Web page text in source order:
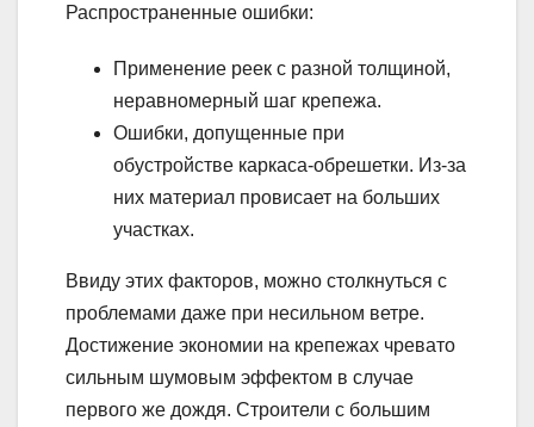
Распространенные ошибки:
Применение реек с разной толщиной,
неравномерный шаг крепежа.
Ошибки, допущенные при
обустройстве каркаса-обрешетки. Из-за
них материал провисает на больших
участках.
Ввиду этих факторов, можно столкнуться с
проблемами даже при несильном ветре.
Достижение экономии на крепежах чревато
сильным шумовым эффектом в случае
первого же дождя. Строители с большим